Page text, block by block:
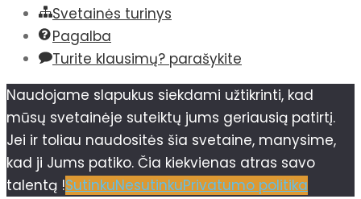
Svetainės turinys
Pagalba
Turite klausimų? parašykite
Naudojame slapukus siekdami užtikrinti, kad
mūsų svetainėje suteiktų jums geriausią patirtį.
Jei ir toliau naudositės šia svetaine, manysime,
kad ji Jums patiko. Čia kiekvienas atras savo
talentą !SutinkuNesutinkuPrivatumo politika